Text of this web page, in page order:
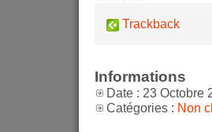
Trackback
Informations
Date : 23 Octobre
Catégories : Non